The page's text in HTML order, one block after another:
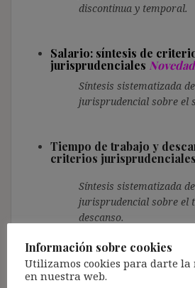
discontinua y temporal.
Salario: síntesis de
jurisprudenciales
Síntesis sistematizada
jurisprudencial sobre el
Tiempo de trabajo y
criterios jurisprudenciales
Síntesis sistematizada
jurisprudencial sobre el
descanso.
Contratas, cesión ilegal y
empresaNovedades!
Información sobre cookies
Utilizamos cookies para darte la
en nuestra web.